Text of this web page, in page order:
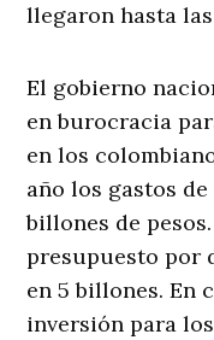
llegaron hasta
El gobierno
en burocracia
en los
año los gastos
billones de
presupuesto por
en 5 billones. En
inversión para